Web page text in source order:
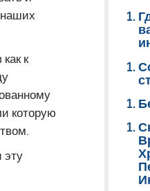
ClassLink Onboarding
составление расписания
к
которую
эту